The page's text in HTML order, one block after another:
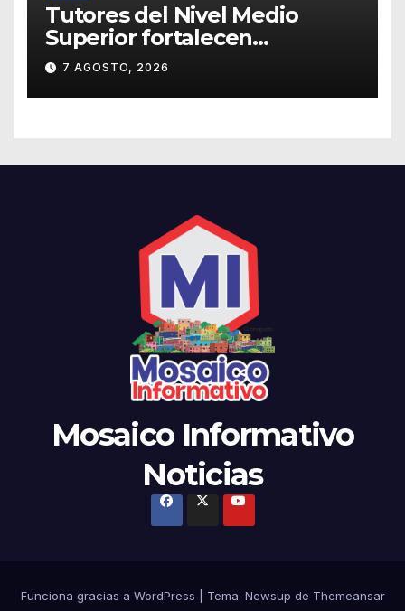
Tutores del Nivel Medio
Superior fortalecen
estrategias para la
prevención de la violencia en
el noviazgo
7 AGOSTO, 2026
Mosaico Informativo
Noticias
Funciona gracias a WordPress Tema: Newsup de Themeansar